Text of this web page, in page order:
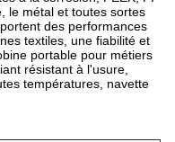
le métal et toutes sortes
des performances
textiles, une fiabilité et
portable pour métiers
résistant à l'usure,
températures, navette